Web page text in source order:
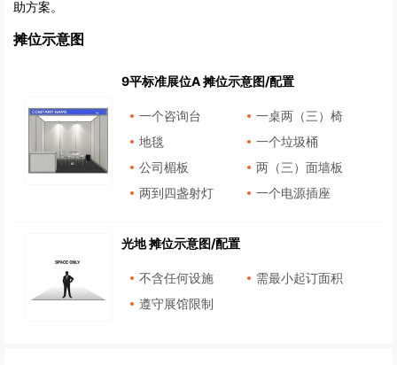
助方案。
摊位示意图
9平标准展位A 摊位示意图/配置
一个咨询台
一桌两（三）椅
地毯
一个垃圾桶
公司楣板
两（三）面墙板
两到四盏射灯
一个电源插座
光地 摊位示意图/配置
不含任何设施
需最小起订面积
遵守展馆限制